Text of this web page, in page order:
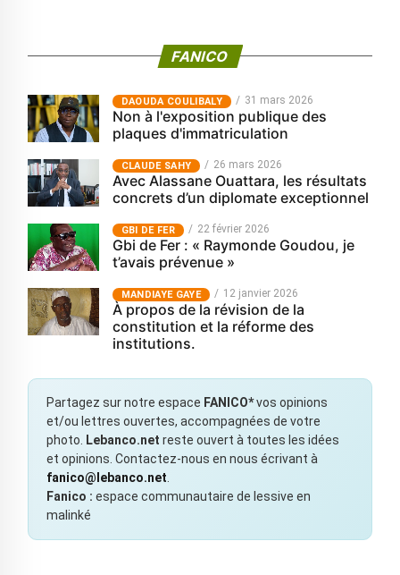
FANICO
‎DAOUDA COULIBALY 31 mars 2026
Non à l'exposition publique des
plaques d'immatriculation
CLAUDE SAHY 26 mars 2026
Avec Alassane Ouattara, les résultats
concrets d’un diplomate exceptionnel
GBI DE FER 22 février 2026
Gbi de Fer : « Raymonde Goudou, je
t’avais prévenue »
MANDIAYE GAYE 12 janvier 2026
À propos de la révision de la
constitution et la réforme des
institutions.
Partagez sur notre espace FANICO*vos opinions
et/ou lettres ouvertes, accompagnées de votre
photo.
Lebanco.net reste ouvert à toutes les idées
et opinions. Contactez-nous en nous écrivant à
fanico@lebanco.net
Fanico : espace communautaire de lessive en
malinké